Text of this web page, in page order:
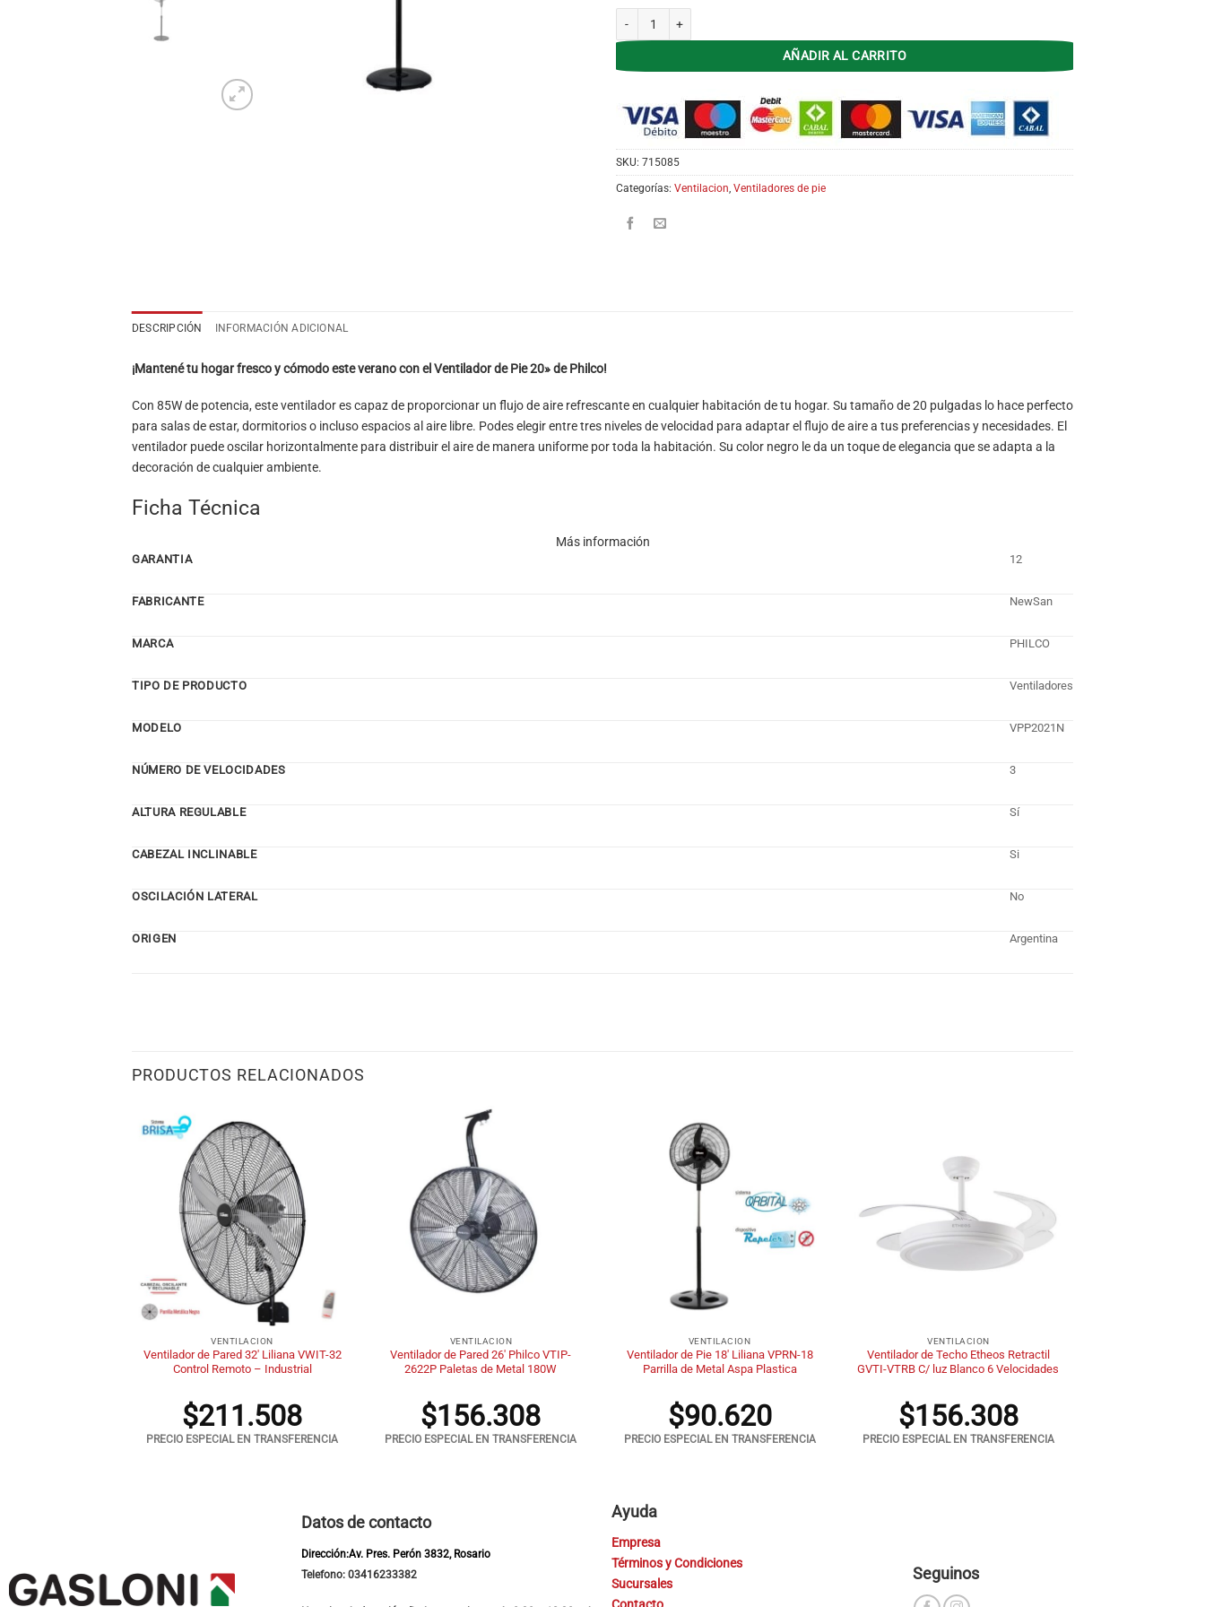
AÑADIR AL CARRITO
SKU: 715085
Categorías: Ventilacion, Ventiladores de pie
DESCRIPCIÓN INFORMACIÓN ADICIONAL
¡Mantené tu hogar fresco y cómodo este verano con el Ventilador de Pie 20» de Philco!
Con 85W de potencia, este ventilador es capaz de proporcionar un flujo de aire refrescante en cualquier habitación de tu hogar. Su tamaño de 20 pulgadas lo hace perfecto
para salas de estar, dormitorios o incluso espacios al aire libre. Podes elegir entre tres niveles de velocidad para adaptar el flujo de aire a tus preferencias y necesidades. El
ventilador puede oscilar horizontalmente para distribuir el aire de manera uniforme por toda la habitación. Su color negro le da un toque de elegancia que se adapta a la
decoración de cualquier ambiente.
Ficha Técnica
Más información
GARANTIA 12
FABRICANTE NewSan
MARCA PHILCO
TIPO DE PRODUCTO Ventiladores
MODELO VPP2021N
NÚMERO DE VELOCIDADES 3
ALTURA REGULABLE Sí
CABEZAL INCLINABLE Si
OSCILACIÓN LATERAL No
ORIGEN Argentina
PRODUCTOS RELACIONADOS
+
VENTILACION
Ventilador de Pared 32′ Liliana VWIT-32
Control Remoto – Industrial
$211.508
PRECIO ESPECIAL EN TRANSFERENCIA
VENTILACION
Ventilador de Pared 26′ Philco VTIP-
2622P Paletas de Metal 180W
$156.308
PRECIO ESPECIAL EN TRANSFERENCIA
VENTILACION
Ventilador de Pie 18′ Liliana VPRN-18
Parrilla de Metal Aspa Plastica
$90.620
PRECIO ESPECIAL EN TRANSFERENCIA
VENTILACION
Ventilador de Techo Etheos Retractil
GVTI-VTRB C/ luz Blanco 6 Velocidades
$156.308
PRECIO ESPECIAL EN TRANSFERENCIA
Datos de contacto
Dirección:Av. Pres. Perón 3832, Rosario
Telefono: 03416233382
Ayuda
Empresa
Términos y Condiciones
Sucursales
Seguinos